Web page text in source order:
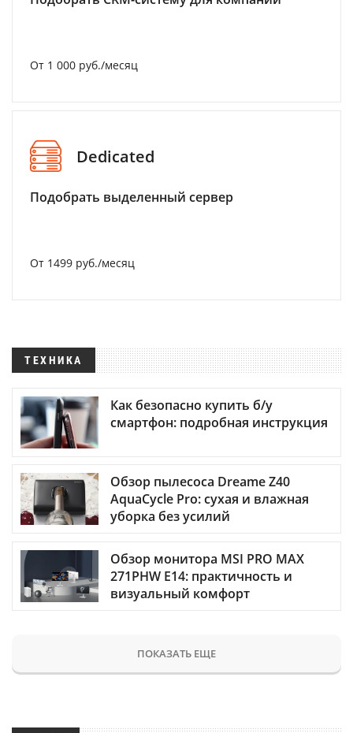
От 1 000 руб./месяц
Dedicated
Подобрать выделенный сервер
От 1499 руб./месяц
ТЕХНИКА
Как безопасно купить б/у
смартфон: подробная инструкция
Обзор пылесоса Dreame Z40
AquaCycle Pro: сухая и влажная
уборка без усилий
Обзор монитора MSI PRO MAX
271PHW E14: практичность и
визуальный комфорт
ПОКАЗАТЬ ЕЩЕ